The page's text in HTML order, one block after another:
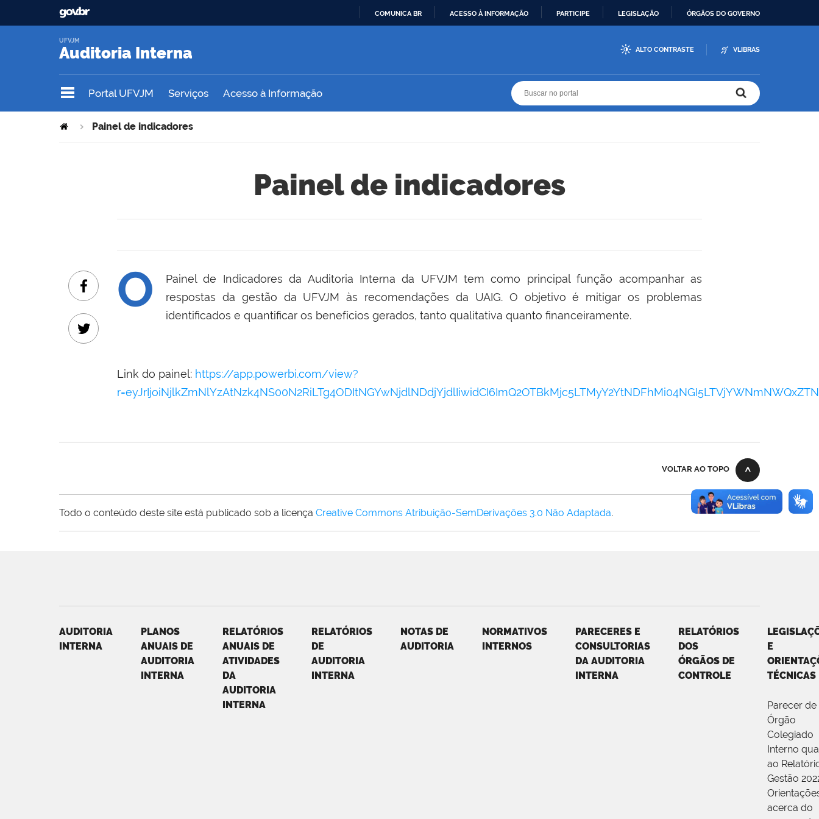
COMUNICA BR ACESSO À INFORMAÇÃO PARTICIPE LEGISLAÇÃO ÓRGÃOS DO GOVERNO
Auditoria Interna
UFVJM
ALTO CONTRASTE VLIBRAS
Portal UFVJM Serviços Acesso à Informação
Painel de indicadores
Painel de indicadores
O
Painel de Indicadores da Auditoria Interna da UFVJM tem como principal função acompanhar as
respostas da gestão da UFVJM às recomendações da UAIG. O objetivo é mitigar os problemas
identificados e quantificar os benefícios gerados, tanto qualitativa quanto financeiramente.
Link do painel: https://app.powerbi.com/view?
VOLTAR AO TOPO
Todo o conteúdo deste site está publicado sob a licença Creative Commons Atribuição-SemDerivações 3.0 Não Adaptada.
AUDITORIA
INTERNA
PLANOS
ANUAIS DE
AUDITORIA
INTERNA
RELATÓRIOS
ANUAIS DE
ATIVIDADES
DA
AUDITORIA
INTERNA
RELATÓRIOS
DE
AUDITORIA
INTERNA
NOTAS DE
AUDITORIA
NORMATIVOS
INTERNOS
PARECERES E
CONSULTORIAS
DA AUDITORIA
INTERNA
RELATÓRIOS
DOS
ÓRGÃOS DE
CONTROLE
E
TÉCNICAS
Parecer de
Órgão
Colegiado
Interno
ao
Gestão
acerca do